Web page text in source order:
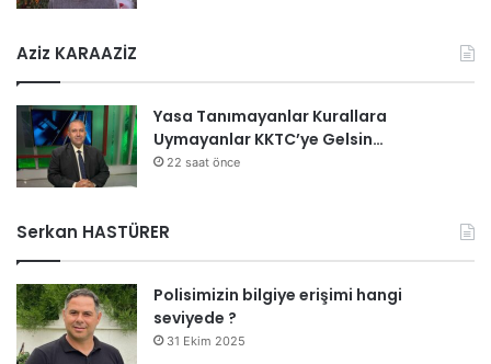
Aziz KARAAZİZ
Yasa Tanımayanlar Kurallara
Uymayanlar KKTC’ye Gelsin…
22 saat önce
Serkan HASTÜRER
Polisimizin bilgiye erişimi hangi
seviyede ?
31 Ekim 2025